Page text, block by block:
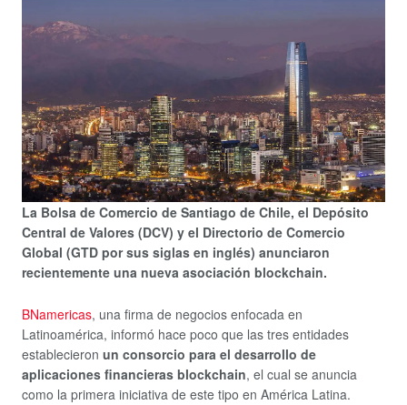
La Bolsa de Comercio de Santiago de Chile, el Depósito
Central de Valores (DCV) y el Directorio de Comercio
Global (GTD por sus siglas en inglés) anunciaron
recientemente una nueva asociación blockchain.
BNamericas, una firma de negocios enfocada en
Latinoamérica, informó hace poco que las tres entidades
establecieron un consorcio para el desarrollo de
aplicaciones financieras blockchain, el cual se anuncia
como la primera iniciativa de este tipo en América Latina.